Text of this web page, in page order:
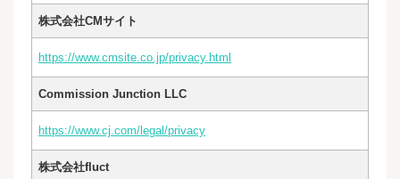
株式会社CMサイト
https://www.cmsite.co.jp/privacy.html
Commission Junction LLC
https://www.cj.com/legal/privacy
株式会社fluct